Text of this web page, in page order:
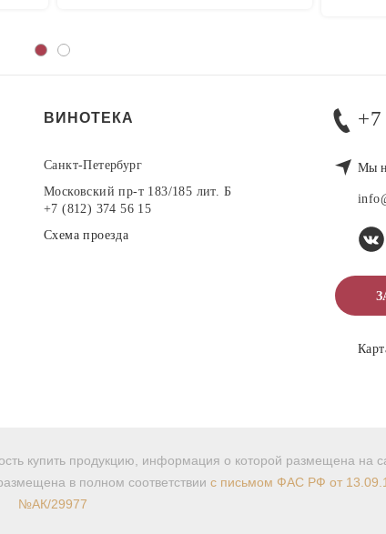
ВИНОТЕКА
Санкт-Петербург
Московский пр-т 183/185 лит. Б
+7 (812) 374 56 15
Схема проезда
Мы
купить продукцию, информация о которой размещена на
в полном соответствии с письмом ФАС РФ от
№АК/29977